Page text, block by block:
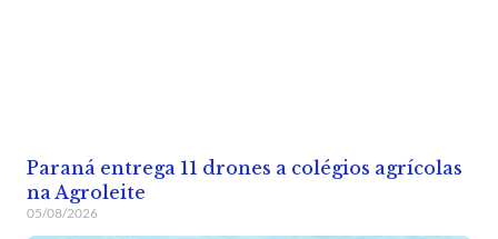
Paraná entrega 11 drones a colégios agrícolas
na Agroleite
05/08/2026